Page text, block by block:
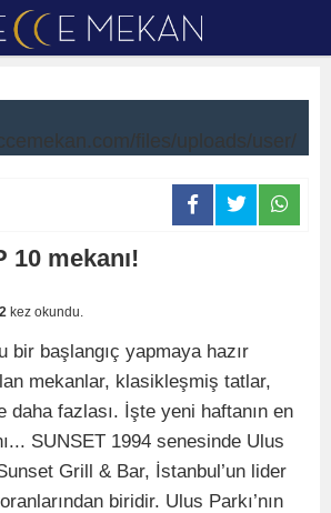
10 mekanı!
kez okundu.
bir başlangıç yapmaya hazır
mekanlar, klasikleşmiş tatlar,
daha fazlası. İşte yeni haftanın en
SUNSET 1994 senesinde Ulus
Grill & Bar, İstanbul’un lider
biridir. Ulus Parkı’nın